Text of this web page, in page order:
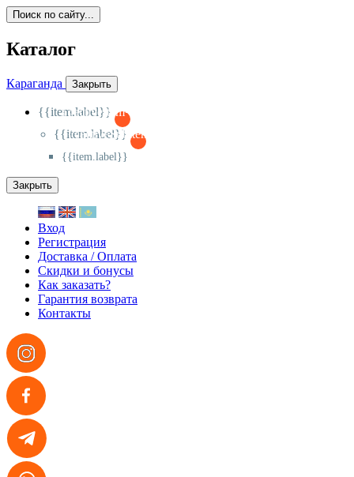
Поиск по сайту...
Каталог
Караганда Закрыть
{{item.label}}
{{activeItem==item.id?'-
{{item.label}}
{{activeSubitem==item.id?'-
{{item.label}}
Закрыть
Вход
Регистрация
Доставка / Оплата
Скидки и бонусы
Как заказать?
Гарантия возврата
Контакты